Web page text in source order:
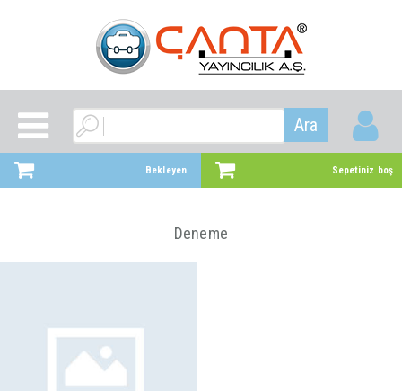
Ara
Bekleyen Sepetiniz boş
Deneme